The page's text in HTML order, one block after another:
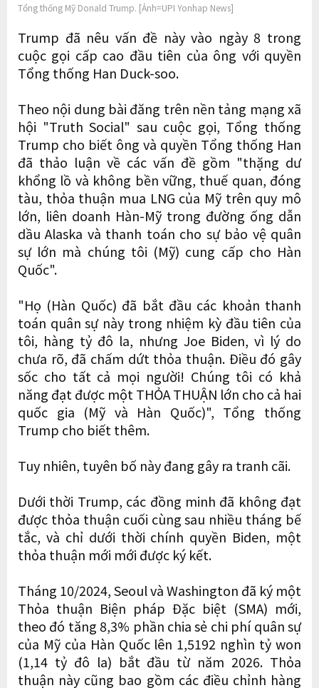
Tổng thống Mỹ Donald Trump. [Ảnh=UPI Yonhap News]
Trump đã nêu vấn đề này vào ngày 8 trong
cuộc gọi cấp cao đầu tiên của ông với quyền
Tổng thống Han Duck-soo.
Theo nội dung bài đăng trên nền tảng mạng xã
hội "Truth Social" sau cuộc gọi, Tổng thống
Trump cho biết ông và quyền Tổng thống Han
đã thảo luận về các vấn đề gồm "thặng dư
khổng lồ và không bền vững, thuế quan, đóng
tàu, thỏa thuận mua LNG của Mỹ trên quy mô
lớn, liên doanh Hàn-Mỹ trong đường ống dẫn
dầu Alaska và thanh toán cho sự bảo vệ quân
sự lớn mà chúng tôi (Mỹ) cung cấp cho Hàn
Quốc".
"Họ (Hàn Quốc) đã bắt đầu các khoản thanh
toán quân sự này trong nhiệm kỳ đầu tiên của
tôi, hàng tỷ đô la, nhưng Joe Biden, vì lý do
chưa rõ, đã chấm dứt thỏa thuận. Điều đó gây
sốc cho tất cả mọi người! Chúng tôi có khả
năng đạt được một THỎA THUẬN lớn cho cả hai
quốc gia (Mỹ và Hàn Quốc)", Tổng thống
Trump cho biết thêm.
Tuy nhiên, tuyên bố này đang gây ra tranh cãi.
Dưới thời Trump, các đồng minh đã không đạt
được thỏa thuận cuối cùng sau nhiều tháng bế
tắc, và chỉ dưới thời chính quyền Biden, một
thỏa thuận mới mới được ký kết.
Tháng 10/2024, Seoul và Washington đã ký một
Thỏa thuận Biện pháp Đặc biệt (SMA) mới,
theo đó tăng 8,3% phần chia sẻ chi phí quân sự
của Mỹ của Hàn Quốc lên 1,5192 nghìn tỷ won
(1,14 tỷ đô la) bắt đầu từ năm 2026. Thỏa
thuận này cũng bao gồm các điều chỉnh hàng